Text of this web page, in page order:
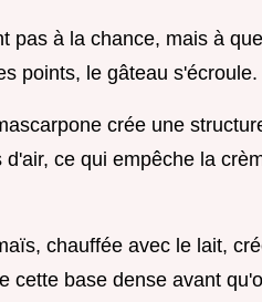
pas à la chance, mais à
points, le gâteau s'écroule.
crée une
ce qui empêche la
chauffée avec le lait,
cette base dense avant